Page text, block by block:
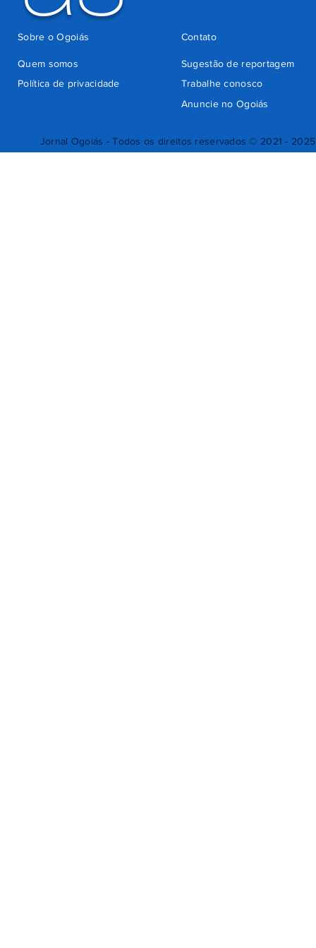
Jornal Ogoiás - Todos os direitos reservados © 2021 - 2025
Quem somos
Sugestão de reportagem
Trabalhe conosco
Política de privacidade
Anuncie no Ogoiás
Contato
Sobre o Ogoiás